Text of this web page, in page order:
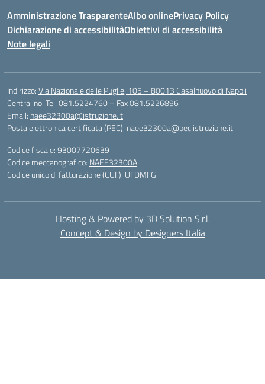
Amministrazione TrasparenteAlbo onlinePrivacy Policy
Dichiarazione di accessibilitàObiettivi di accessibilità
Note legali
Indirizzo:Via Nazionale delle Puglie, 105 – 80013 Casalnuovo di Napoli
Centralino:Tel. 081.5224760 – Fax 081.5226896
Email: naee32300a@istruzione.it
Posta elettronica certificata (PEC): naee32300a@pec.istruzione.it
Codice fiscale: 93007720639
Codice meccanografico: NAEE32300A
Codice unico di fatturazione (CUF): UFDMFG
Hosting & Powered by 3D Solution S.r.l.
Concept & Design by Designers Italia